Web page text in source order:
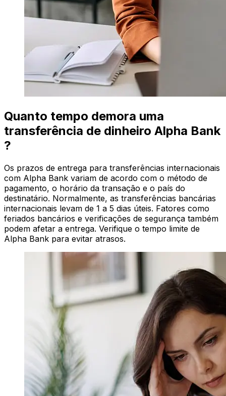
Quanto tempo demora uma
transferência de dinheiro Alpha Bank
?
Os prazos de entrega para transferências internacionais
com Alpha Bank variam de acordo com o método de
pagamento, o horário da transação e o país do
destinatário. Normalmente, as transferências bancárias
internacionais levam de 1 a 5 dias úteis. Fatores como
feriados bancários e verificações de segurança também
podem afetar a entrega. Verifique o tempo limite de
Alpha Bank para evitar atrasos.